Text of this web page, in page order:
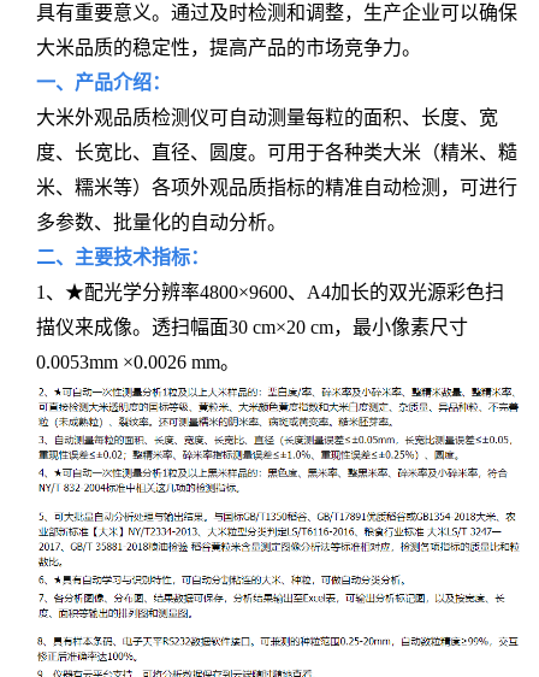
具有重要意义。通过及时检测和调整，生产企业可以确保
大米品质的稳定性，提高产品的市场竞争力。
一、产品介绍：
大米外观品质检测仪可自动测量每粒的面积、长度、宽
度、长宽比、直径、圆度。可用于各种类大米（精米、糙
米、糯米等）各项外观品质指标的精准自动检测，可进行
多参数、批量化的自动分析。
二、主要技术指标：
1、★配光学分辨率4800×9600、A4加长的双光源彩色扫
描仪来成像。透扫幅面30 cm×20 cm，最小像素尺寸
0.0053mm ×0.0026 mm。